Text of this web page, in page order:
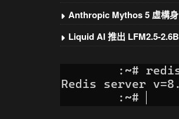
Anthropic Mythos 5 虛構
Liquid AI 推出 LFM2.5-